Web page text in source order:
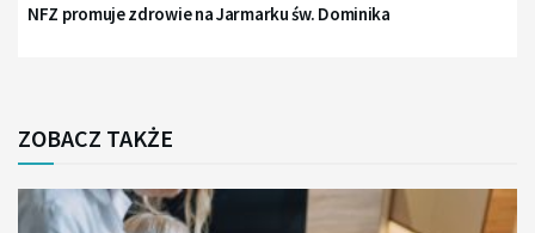
NFZ promuje zdrowie na Jarmarku św. Dominika
ZOBACZ TAKŻE